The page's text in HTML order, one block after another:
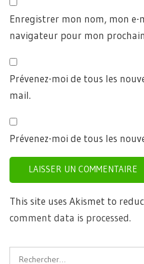
Enregistrer mon nom, mon e-
navigateur pour mon
Prévenez-moi de tous les
mail.
Prévenez-moi de tous les
This site uses Akismet to
comment data is processed.
Rechercher :